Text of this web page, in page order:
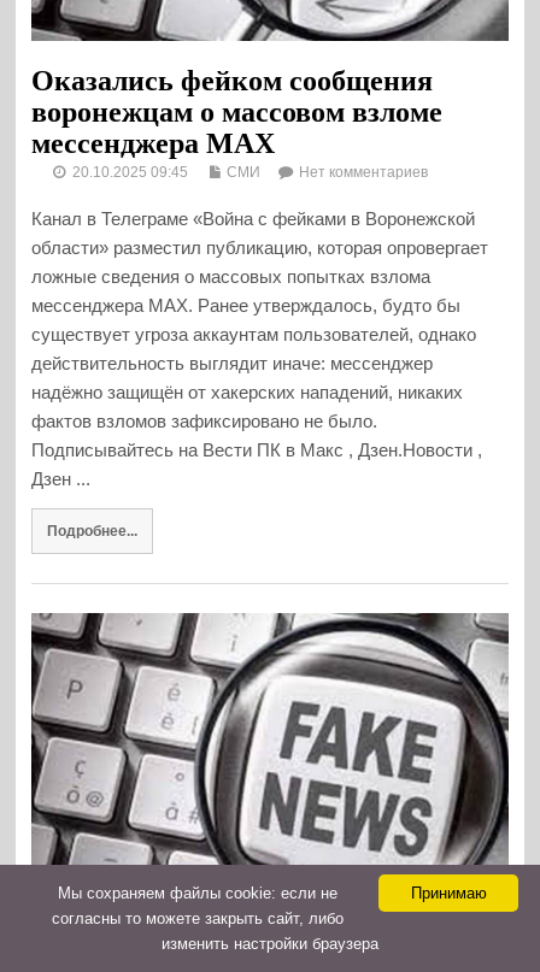
Оказались фейком сообщения
воронежцам о массовом взломе
мессенджера MAX
20.10.2025 09:45 СМИ Нет комментариев
Канал в Телеграме «Война с фейками в Воронежской
области» разместил публикацию, которая опровергает
ложные сведения о массовых попытках взлома
мессенджера MAX. Ранее утверждалось, будто бы
существует угроза аккаунтам пользователей, однако
действительность выглядит иначе: мессенджер
надёжно защищён от хакерских нападений, никаких
фактов взломов зафиксировано не было.
Подписывайтесь на Вести ПК в Макс , Дзен.Новости ,
Дзен ...
Подробнее...
Принимаю
Мы cохраняем файлы cookie: если не
согласны то можете закрыть сайт, либо
изменить настройки браузера